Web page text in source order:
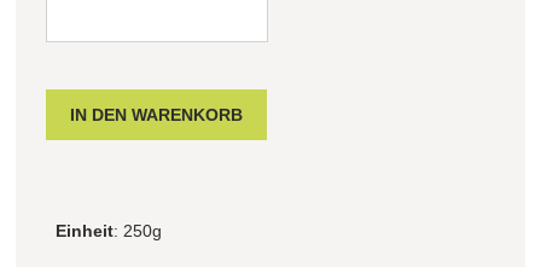
Einheit: 250g